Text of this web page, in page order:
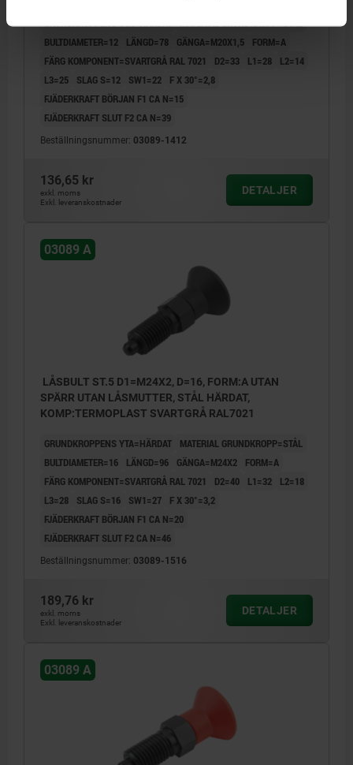
GRUNDKROPPENS YTA=HÄRDAT MATERIAL GRUNDKROPP=STÅL
BULTDIAMETER=12
LÄNGD=78 GÄNGA=M20X1,5
FORM=A
FÄRG KOMPONENT=SVARTGRÅ RAL 7021
D2=33 L1=28
L2=14
L3=25
SLAG S=12 SW1=22
F X 30°=2,8
FJÄDERKRAFT BÖRJAN F1 CA N=15
FJÄDERKRAFT SLUT F2 CA N=39
Beställningsnummer: 03089-1412
136,65 kr
exkl. moms
Exkl. leveranskostnader
DETALJER
03089 A
LÅSBULT ST.5 D1=M24X2, D=16, FORM:A UTAN
SPÄRR UTAN LÅSMUTTER, STÅL HÄRDAT,
KOMP:TERMOPLAST SVARTGRÅ RAL7021
GRUNDKROPPENS YTA=HÄRDAT
MATERIAL GRUNDKROPP=STÅL
BULTDIAMETER=16
LÄNGD=96 GÄNGA=M24X2
FORM=A
FÄRG KOMPONENT=SVARTGRÅ RAL 7021
D2=40 L1=32
L2=18
L3=28
SLAG S=16 SW1=27
F X 30°=3,2
FJÄDERKRAFT BÖRJAN F1 CA N=20
FJÄDERKRAFT SLUT F2 CA N=46
Beställningsnummer: 03089-1516
189,76 kr
exkl. moms
Exkl. leveranskostnader
DETALJER
03089 A